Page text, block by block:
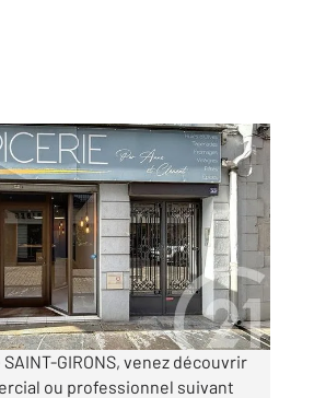
Local à louer
comprises
GIRONS, venez découvrir
ou professionnel suivant